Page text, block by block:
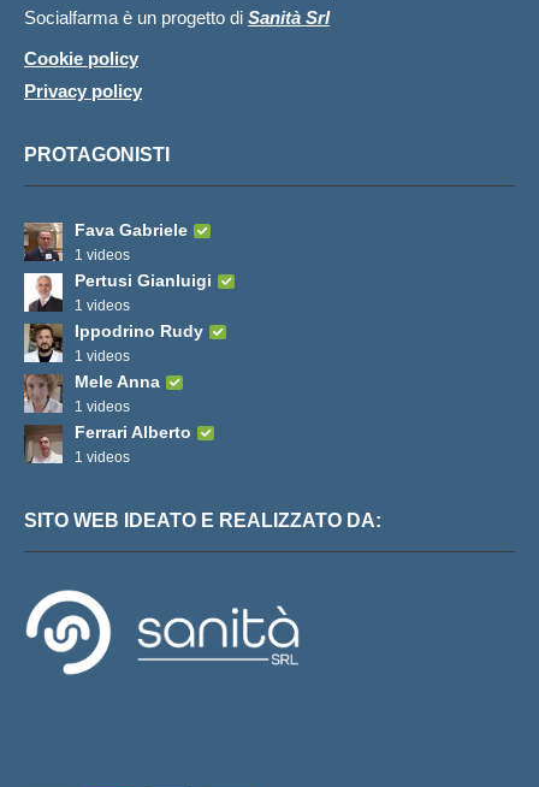
Socialfarma è un progetto di Sanità Srl
Cookie policy
Privacy policy
PROTAGONISTI
Fava Gabriele
1 videos
Pertusi Gianluigi
1 videos
Ippodrino Rudy
1 videos
Mele Anna
1 videos
Ferrari Alberto
1 videos
SITO WEB IDEATO E REALIZZATO DA: